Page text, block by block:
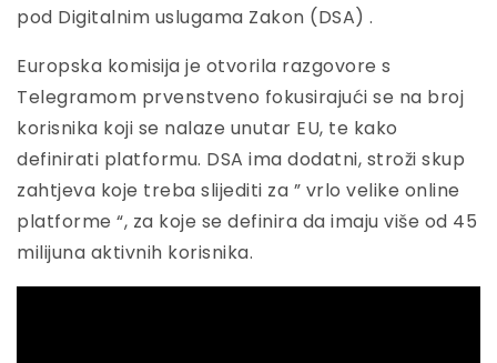
pod Digitalnim uslugama Zakon (DSA) .
Europska komisija je otvorila razgovore s
Telegramom prvenstveno fokusirajući se na broj
korisnika koji se nalaze unutar EU, te kako
definirati platformu. DSA ima dodatni, stroži skup
zahtjeva koje treba slijediti za ” vrlo velike online
platforme “, za koje se definira da imaju više od 45
milijuna aktivnih korisnika.